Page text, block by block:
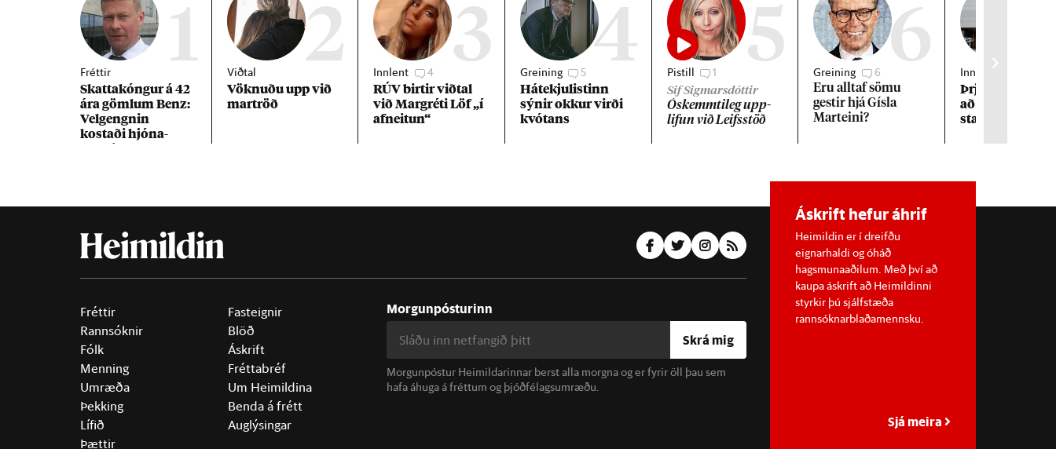
1
Fréttir
Skattakóng­ur á 42
ára göml­um Benz:
Vel­gengn­in
kostaði hjóna­
band­ið
2
Viðtal
Vökn­uðu upp við
mar­tröð
3
Innlent 4
RÚV birt­ir við­tal
við Mar­gréti Löf „í
af­neit­un“
4
Greining 5
Há­tekju­list­inn
sýn­ir okk­ur virði
kvót­ans
5
Pistill 1
Sif Sigmarsdóttir
Óskemmti­leg upp­
lif­un við Leifs­stöð
6
Greining 6
Eru alltaf sömu
gest­ir hjá Gísla
Marteini?
Innlent
Þrjár kon­ur
að und­an
starfs­manns
Fréttir
Rannsóknir
Fólk
Menning
Umræða
Þekking
Lífið
Þættir
Fasteignir
Blöð
Áskrift
Fréttabréf
Um Heimildina
Benda á frétt
Auglýsingar
Morgunpósturinn
Skrá mig
Morgunpóstur Heimildarinnar berst alla morgna og er fyrir öll þau sem
hafa áhuga á fréttum og þjóðfélagsumræðu.
Áskrift hefur áhrif
Heimildin er í dreifðu
eignarhaldi og óháð
hagsmunaaðilum. Með því að
kaupa áskrift að Heimildinni
styrkir þú sjálfstæða
rannsóknarblaðamennsku.
Sjá meira